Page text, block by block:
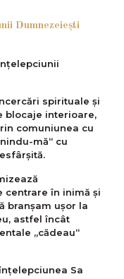
Dumnezeiești
spirituale și
blocaje interioare,
comuniunea cu
mă“ cu
centrare în inimă și
branșam ușor la
astfel încât
„cădeau“
Sa